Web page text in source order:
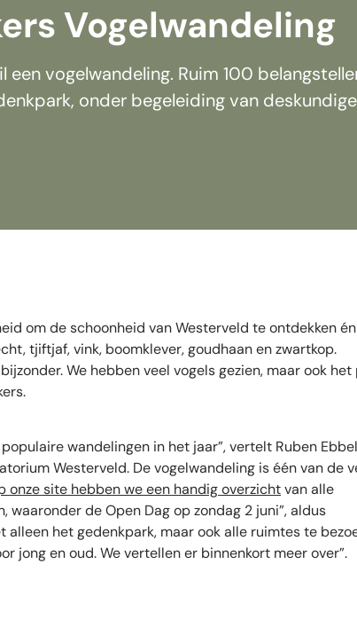
Vogelwandeling
vogelwandeling. Ruim 100
onder begeleiding van deskundige
om de schoonheid van Westerveld te ontdekken én
tjiftjaf, vink, boomklever, goudhaan en zwartkop.
We hebben veel vogels gezien, maar ook het
wandelingen in het jaar”, vertelt Ruben
Westerveld. De vogelwandeling is één van de
onze site hebben we een handig overzichtvan alle
de Open Dag op zondag 2 juni”, aldus
het gedenkpark, maar ook alle ruimtes te
jong en oud. We vertellen er binnenkort meer over”.